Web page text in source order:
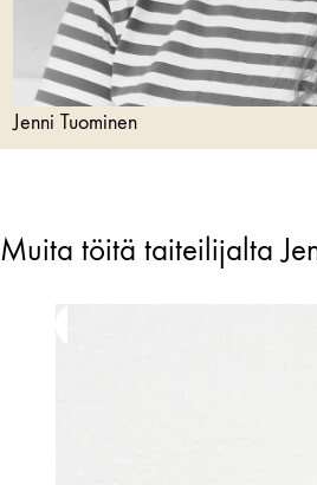
Jenni Tuominen
Muita töitä taiteilijalta